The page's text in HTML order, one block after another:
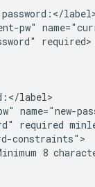
pw"
required>
label>
name="new-
required
constraints">
8